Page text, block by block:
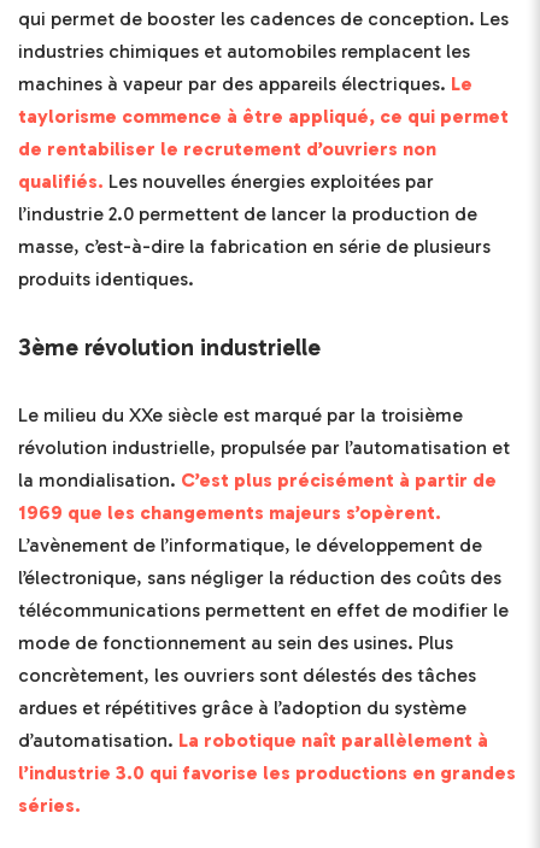
qui permet de booster les cadences de conception. Les
industries chimiques et automobiles remplacent les
machines à vapeur par des appareils électriques. Le
taylorisme commence à être appliqué, ce qui permet
de rentabiliser le recrutement d’ouvriers non
qualifiés. Les nouvelles énergies exploitées par
l’industrie 2.0 permettent de lancer la production de
masse, c’est-à-dire la fabrication en série de plusieurs
produits identiques.
3ème révolution industrielle
Le milieu du XXe siècle est marqué par la troisième
révolution industrielle, propulsée par l’automatisation et
la mondialisation. C’est plus précisément à partir de
1969 que les changements majeurs s’opèrent.
L’avènement de l’informatique, le développement de
l’électronique, sans négliger la réduction des coûts des
télécommunications permettent en effet de modifier le
mode de fonctionnement au sein des usines. Plus
concrètement, les ouvriers sont délestés des tâches
ardues et répétitives grâce à l’adoption du système
d’automatisation. La robotique naît parallèlement à
l’industrie 3.0 qui favorise les productions en grandes
séries.